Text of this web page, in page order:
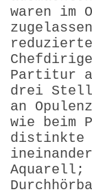
waren im
Partitur
drei
an
wie beim
distinkte
Aquarell;